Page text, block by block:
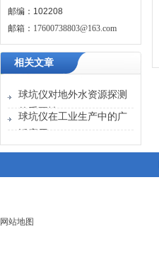
邮编：102208
邮箱： 17600738803@163.com
相关文章
球坑仪对地外水资源探测
的重要性
球坑仪在工业生产中的广
泛应用
网站地图